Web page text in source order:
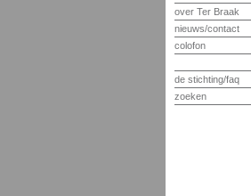
over Ter Braak
nieuws/contact
colofon
de stichting/faq
zoeken